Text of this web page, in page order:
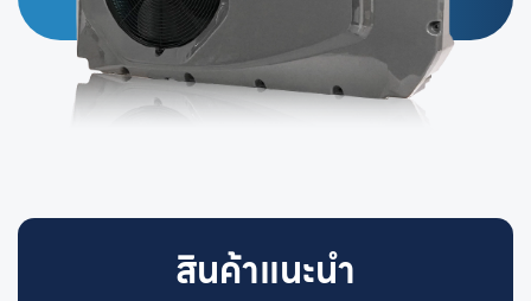
สินค้าแนะนำ